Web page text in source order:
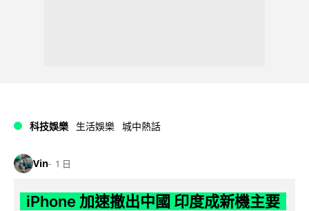
科技娛樂 生活娛樂 城中熱話
Vin 1 日
iPhone 加速撤出中國 印度成新機主要